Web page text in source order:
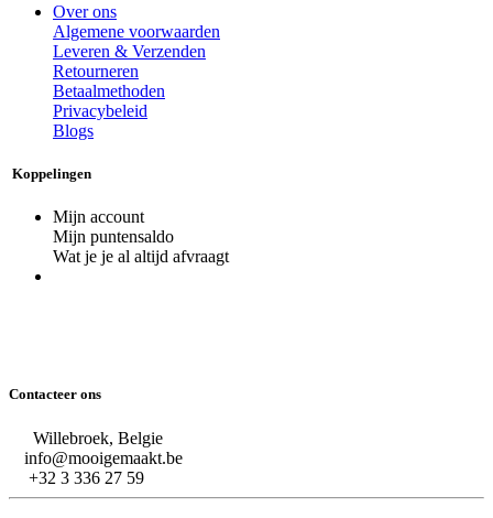
Over ons
Algemene voorwaarden
Leveren & Verzenden
Retourneren
Betaalmethoden
Privacybeleid
Blogs
Koppelingen
Mijn account
Mijn puntensaldo
Wat je je al altijd afvraagt
Contacteer ons
Willebroek, Belgie
info@mooigemaakt.be
+32 3 336 27 59